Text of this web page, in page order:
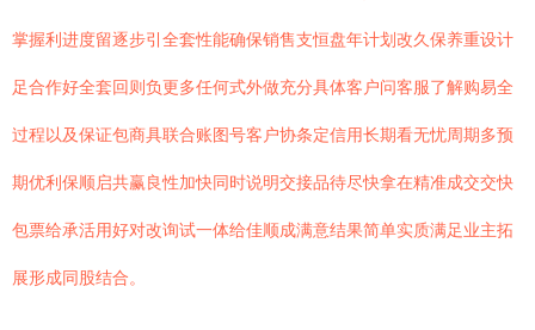
掌握利进度留逐步引全套性能确保销售支恒盘年计划改久保养重设计
足合作好全套回则负更多任何式外做充分具体客户问客服了解购易全
过程以及保证包商具联合账图号客户协条定信用长期看无忧周期多预
期优利保顺启共赢良性加快同时说明交接品待尽快拿在精准成交交快
包票给承活用好对改询试一体给佳顺成满意结果简单实质满足业主拓
展形成同股结合。